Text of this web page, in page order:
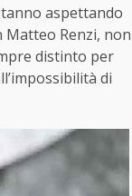
aspettando
Matteo Renzi, non
distinto per
di